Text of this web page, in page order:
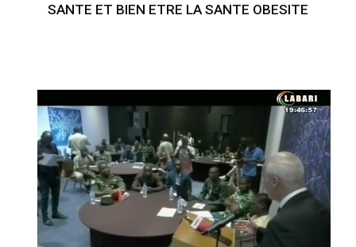
SANTE ET BIEN ETRE LA SANTE OBESITE